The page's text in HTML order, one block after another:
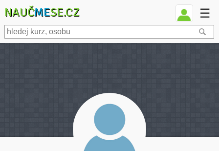
NAUČMESE.CZ ☰